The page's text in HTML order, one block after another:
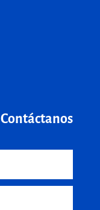
Contáctanos